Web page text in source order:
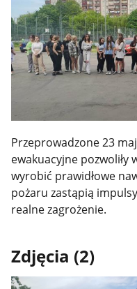
Przeprowadzone 23
ewakuacyjne pozwoliły
wyrobić prawidłowe
pożaru zastąpią
realne zagrożenie.
Zdjęcia (2)